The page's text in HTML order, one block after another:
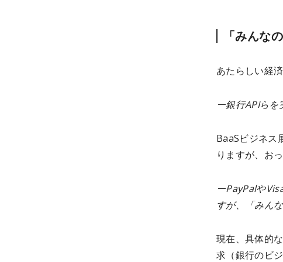
「みんな
あたらしい経
ー銀行APIらを
BaaSビジネス
りますが、お
ーPayPalや
すが、「みん
現在、具体的
求（銀行のビ